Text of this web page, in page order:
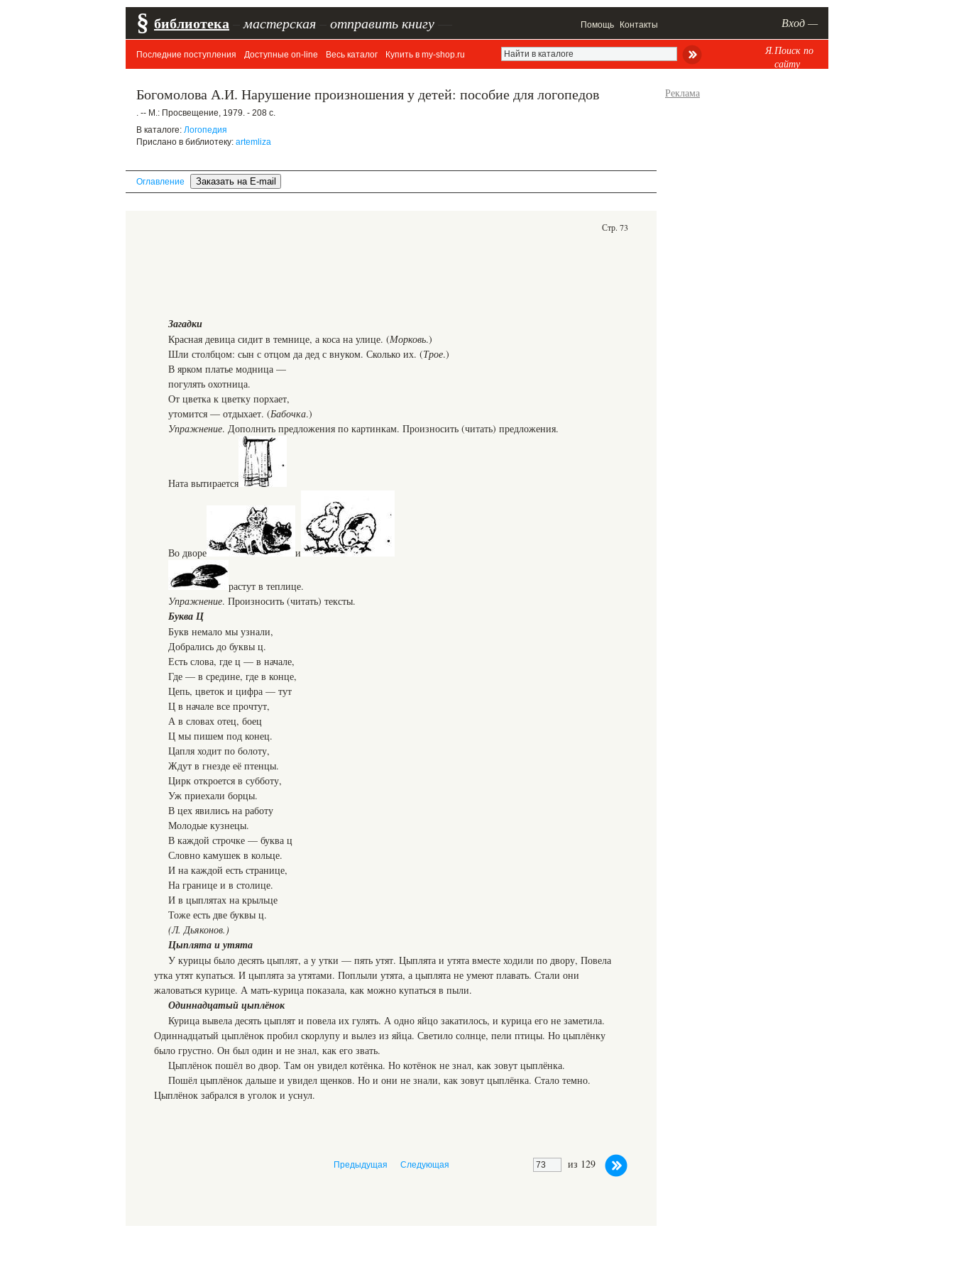
§ библиотека мастерская отправить книгу Помощь Контакты Вход —
Последние поступления Доступные on-line Весь каталог Купить в my-shop.ru
Я.Поиск по
сайту
Богомолова А.И. Нарушение произношения у детей: пособие для логопедов
. -- М.: Просвещение, 1979. - 208 с.
В каталоге: Логопедия
Прислано в библиотеку: artemliza
Оглавление
Стр. 73
Загадки
Красная девица сидит в темнице, а коса на улице. (Морковь.)
Шли столбцом: сын с отцом да дед с внуком. Сколько их. (Трое.)
В ярком платье модница —
погулять охотница.
От цветка к цветку порхает,
утомится — отдыхает. (Бабочка.)
Упражнение. Дополнить предложения по картинкам. Произносить (читать) предложения.
Ната вытирается
Во дворе и
растут в теплице.
Упражнение. Произносить (читать) тексты.
Буква Ц
Букв немало мы узнали,
Добрались до буквы ц.
Есть слова, где ц — в начале,
Где — в средине, где в конце,
Цепь, цветок и цифра — тут
Ц в начале все прочтут,
А в словах отец, боец
Ц мы пишем под конец.
Цапля ходит по болоту,
Ждут в гнезде её птенцы.
Цирк откроется в субботу,
Уж приехали борцы.
В цех явились на работу
Молодые кузнецы.
В каждой строчке — буква ц
Словно камушек в кольце.
И на каждой есть странице,
На границе и в столице.
И в цыплятах на крыльце
Тоже есть две буквы ц.
(Л. Дьяконов.)
Цыплята и утята
У курицы было десять цыплят, а у утки — пять утят. Цыплята и утята вместе ходили по двору, Повела
утка утят купаться. И цыплята за утятами. Поплыли утята, а цыплята не умеют плавать. Стали они
жаловаться курице. А мать-курица показала, как можно купаться в пыли.
Одиннадцатый цыплёнок
Курица вывела десять цыплят и повела их гулять. А одно яйцо закатилось, и курица его не заметила.
Одиннадцатый цыплёнок пробил скорлупу и вылез из яйца. Светило солнце, пели птицы. Но цыплёнку
было грустно. Он был один и не знал, как его звать.
Цыплёнок пошёл во двор. Там он увидел котёнка. Но котёнок не знал, как зовут цыплёнка.
Пошёл цыплёнок дальше и увидел щенков. Но и они не знали, как зовут цыплёнка. Стало темно.
Цыплёнок забрался в уголок и уснул.
из 129
Предыдущая Следующая
Реклама